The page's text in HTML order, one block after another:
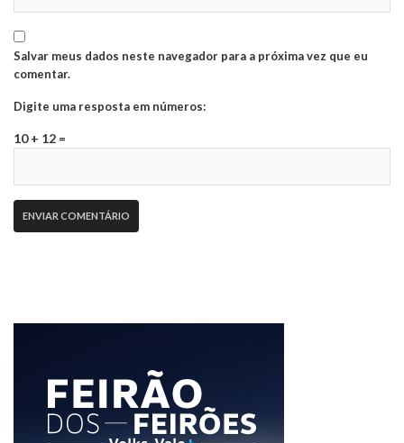
Salvar meus dados neste navegador para a próxima vez que eu
comentar.
Digite uma resposta em números:
10 + 12 =